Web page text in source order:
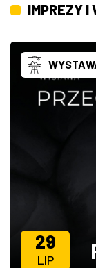
IMPREZY
ROZRYWKA
W KINACH
IMPREZY I
29
LIP